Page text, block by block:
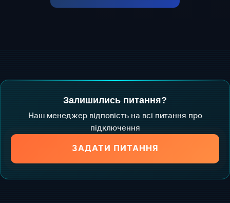
Залишились питання?
Наш менеджер відповість на всі питання про
підключення
ЗАДАТИ ПИТАННЯ